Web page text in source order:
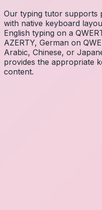
Our typing tutor supports
with native keyboard
English typing on a
AZERTY, German on
Arabic, Chinese, or
provides the appropriate
content.